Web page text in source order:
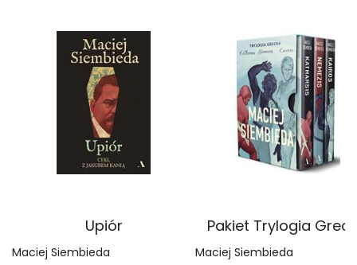
Upiór
Maciej Siembieda
Pakiet Trylogia
Maciej Siembieda